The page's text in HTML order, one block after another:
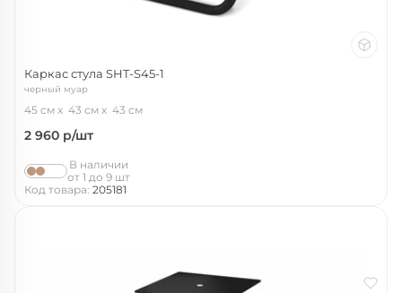
Каркас стула SHT-S45-1
черный муар
45 см 43 см 43 см
2 960 р/шт
В наличии
от 1 до 9 шт
Код товара: 205181